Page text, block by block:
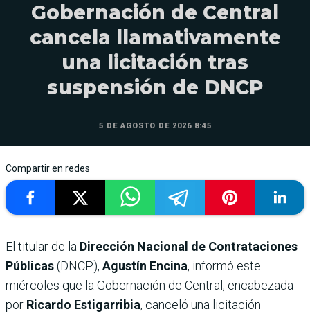
Gobernación de Central
cancela llamativamente
una licitación tras
suspensión de DNCP
5 DE AGOSTO DE 2026 8:45
Compartir en redes
El titular de la Dirección Nacional de Contrataciones
Públicas(DNCP), Agustín Encina, informó este
miércoles que la Gobernación de Central, encabezada
por Ricardo Estigarribia, canceló una licitación